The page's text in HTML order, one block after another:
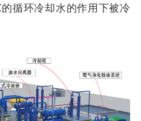
循环冷却水的作用下被冷